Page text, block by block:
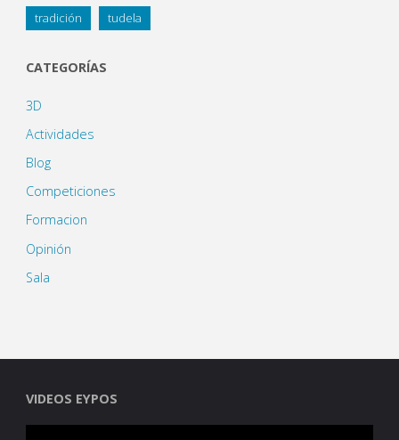
tradición tudela
CATEGORÍAS
3D
Actividades
Blog
Competiciones
Formacion
Opinión
Sala
VIDEOS EYPOS